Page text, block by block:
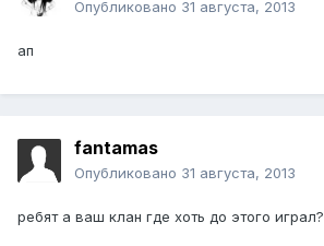
Опубликовано 31 августа, 2013
ап
fantamas
Опубликовано 31 августа, 2013
ребят а ваш клан где хоть до этого играл?